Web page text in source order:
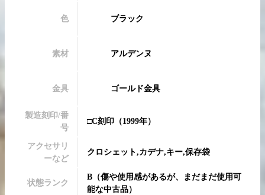
色 ブラック
素材 アルデンヌ
金具 ゴールド金具
製造刻印/番
号
□C刻印 （1999年）
アクセサリ
ーなど
クロシェット,カデナ,キー,保存袋
状態ランク
B （傷や使用感があるが、まだまだ使用可
能な中古品）